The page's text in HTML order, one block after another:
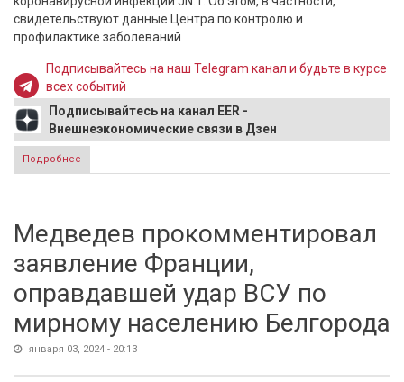
свидетельствуют данные Центра по контролю и
профилактике заболеваний
Подписывайтесь на наш Telegram канал и будьте в курсе
всех событий
Подписывайтесь на канал EER -
Внешнеэкономические связи в Дзен
Подробнее
Медведев прокомментировал
заявление Франции,
оправдавшей удар ВСУ по
мирному населению Белгорода
января 03, 2024 - 20:13